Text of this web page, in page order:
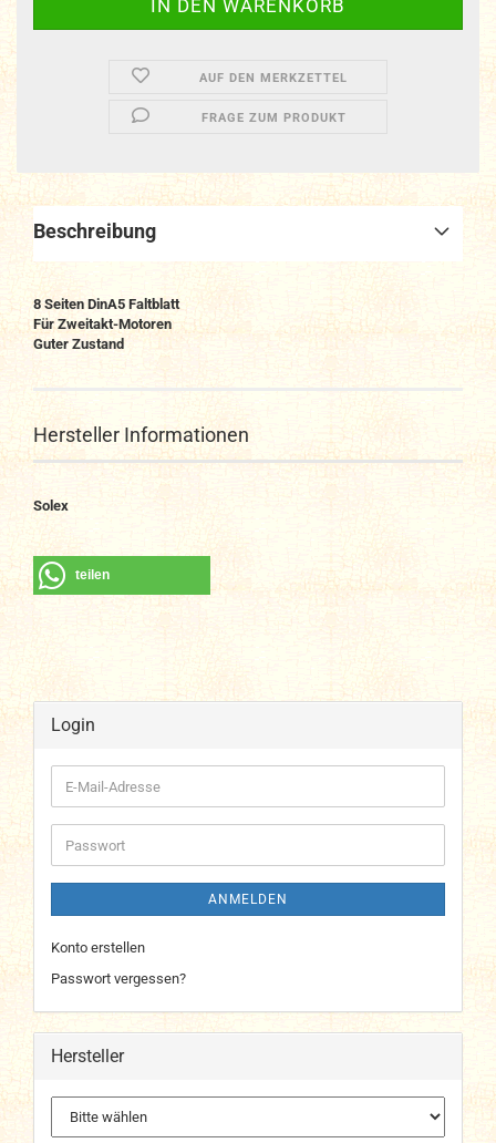
AUF DEN MERKZETTEL
FRAGE ZUM PRODUKT
Beschreibung
8 Seiten DinA5 Faltblatt
Für Zweitakt-Motoren
Guter Zustand
Hersteller Informationen
Solex
teilen
Login
E-
Mail-
Adresse
Passwort
ANMELDEN
Konto erstellen
Passwort vergessen?
Hersteller